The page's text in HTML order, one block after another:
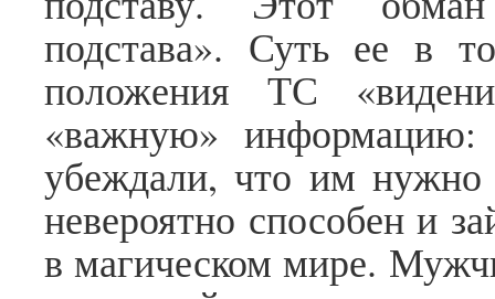
подстава». Суть ее в
положения ТС
«важную»
убеждали, что им нужно
невероятно способен и
в магическом мире.